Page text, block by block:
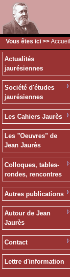
Vous êtes ici >> Accueil
Actualités
jaurésiennes
Société d'études
jaurésiennes
Les Cahiers Jaurès
Les "Oeuvres" de
Jean Jaurès
Colloques, tables-
rondes, rencontres
Autres publications
Autour de Jean
Jaurès
Contact
Lettre d'information